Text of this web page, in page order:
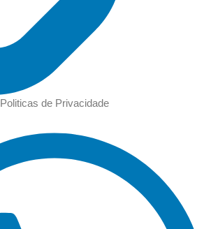
Politicas de Privacidade